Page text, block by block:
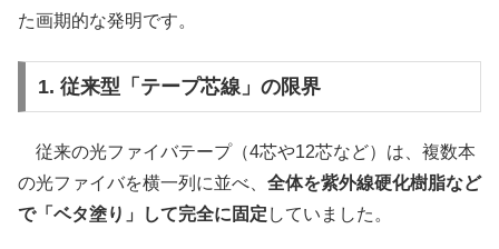
た画期的な発明です。
1. 従来型「テープ芯線」の限界
従来の光ファイバテープ（4芯や12芯など）は、複数本
の光ファイバを横一列に並べ、 全体を紫外線硬化樹脂など
で「ベタ塗り」して完全に固定 していました。